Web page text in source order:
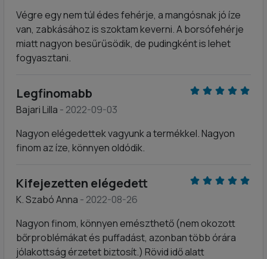
Végre egy nem túl édes fehérje, a mangósnak jó íze
van, zabkásához is szoktam keverni. A borsófehérje
miatt nagyon besűrűsödik, de pudingként is lehet
fogyasztani.
Legfinomabb
Bajari Lilla - 2022-09-03
Nagyon elégedettek vagyunk a termékkel. Nagyon
finom az íze, könnyen oldódik.
Kifejezetten elégedett
K. Szabó Anna - 2022-08-26
Nagyon finom, könnyen emészthető (nem okozott
bőrproblémákat és puffadást, azonban több órára
jólakottság érzetet biztosít.) Rövid idő alatt